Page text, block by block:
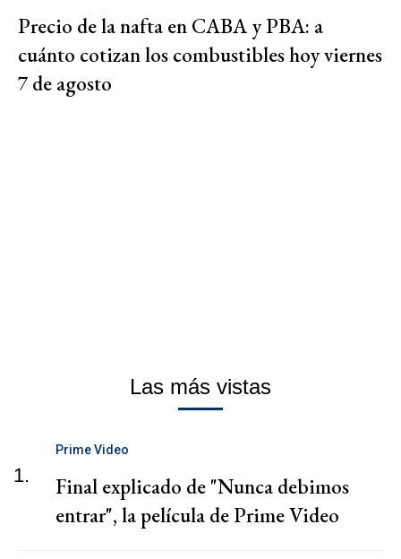
Precio de la nafta en CABA y PBA: a
cuánto cotizan los combustibles hoy viernes
7 de agosto
Las más vistas
1.
Prime Video
Final explicado de "Nunca debimos
entrar", la película de Prime Video